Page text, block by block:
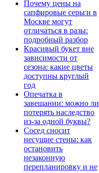
Почему цены на
сапфировые серьги в
Москве могут
отличаться в разы:
подробный разбор
Красивый букет вне
зависимости от
сезона: какие цветы
доступны круглый
год
Опечатка в
завещании: можно ли
потерять наследство
из-за одной буквы?
Сосед сносит
несущие стены: как
остановить
незаконную
перепланировку и не